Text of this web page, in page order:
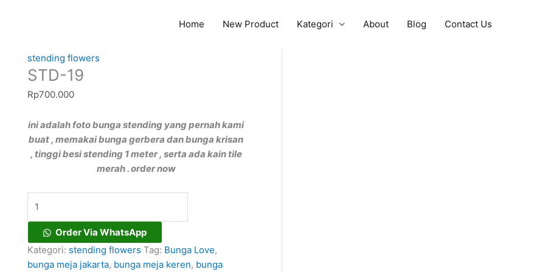
Home New Product Kategori About Blog
Contact Us
stending flowers
STD-19
Rp700.000
ini adalah foto bunga stending yang pernah kami
buat , memakai bunga gerbera dan bunga krisan
, tinggi besi stending 1 meter , serta ada kain tile
merah . order now
STD-
19
Order Via WhatsApp
Kategori: stending flowers Tag: Bunga Love,
bunga meja jakarta, bunga meja keren, bunga